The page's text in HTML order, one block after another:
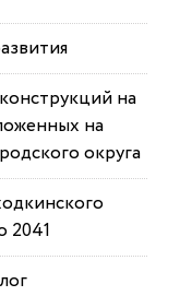
на
на
округа
2041